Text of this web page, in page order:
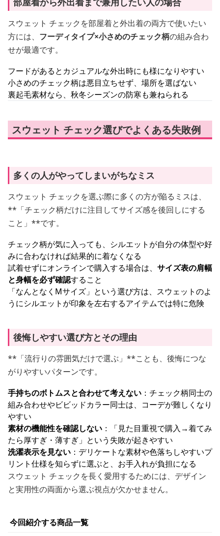
スウェット チェックを部屋着と外出着の両方で使いたい
方には、 フーディタイプ×小さめのチェック柄の組み合わ
せが最適です。
フードがあるとカジュアルな外出時にも様になりやすい
小さめのチェック柄は悪目立ちせず、場所を選ばない
裏起毛素材なら、秋冬シーズンの防寒も兼ねられる
スウェット チェック選びでよくある失敗例
多くの人がやってしまいがちなミス
スウェット チェックを選ぶ際に多くの方が陥るミスは、
**「チェック柄だけに注目してサイズ感を後回しにする
こと」**です。
チェック柄が気に入っても、シルエットが自分の体型や好
みに合わなければ結果的に着なくなる
試着せずにオンラインで購入する場合は、 サイズ表の肩幅
と身幅を必ず確認すること
「なんとなくMサイズ」という選び方は、スウェットのよ
うにシルエットが印象を左右するアイテムでは特に危険
後悔しやすい選び方とその理由
**「流行りの雰囲気だけで選ぶ」**ことも、後悔につな
がりやすいパターンです。
手持ちのボトムスと合わせて考えない ：チェック柄同士の
組み合わせやビビッドカラー同士は、コーデが難しくなり
やすい
素材の機能性を確認しない ：「見た目重視で購入→着てみ
たら厚すぎ・薄すぎ」という失敗が起きやすい
洗濯表示を見ない ：デリケートな素材や色落ちしやすいプ
リント仕様を知らずに選ぶと、お手入れが負担になる
スウェット チェックを長く愛用するためには、デザイン
と実用性の両面から選ぶ視点が欠かせません。
今回紹介する商品一覧